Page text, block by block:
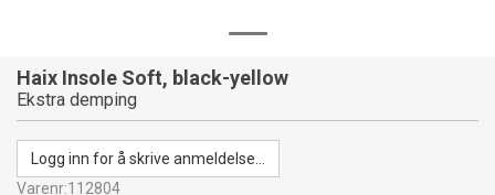
Haix Insole Soft, black-yellow
Ekstra demping
Logg inn for å skrive anmeldelse...
Varenr:112804